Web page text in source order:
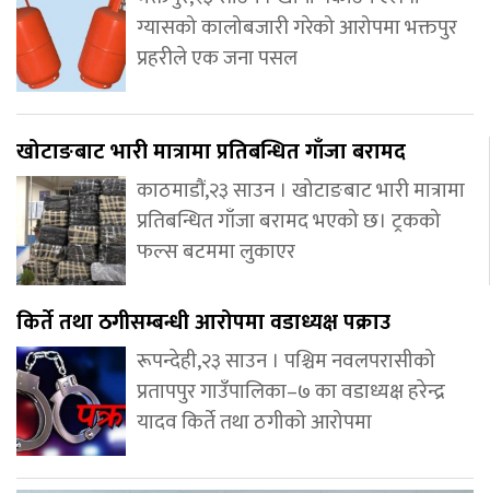
ग्यासको कालोबजारी गरेको आरोपमा भक्तपुर
प्रहरीले एक जना पसल
खोटाङबाट भारी मात्रामा प्रतिबन्धित गाँजा बरामद
काठमाडौं,२३ साउन । खोटाङबाट भारी मात्रामा
प्रतिबन्धित गाँजा बरामद भएको छ। ट्रकको
फल्स बटममा लुकाएर
किर्ते तथा ठगीसम्बन्धी आरोपमा वडाध्यक्ष पक्राउ
रूपन्देही,२३ साउन । पश्चिम नवलपरासीको
प्रतापपुर गाउँपालिका–७ का वडाध्यक्ष हरेन्द्र
यादव किर्ते तथा ठगीको आरोपमा